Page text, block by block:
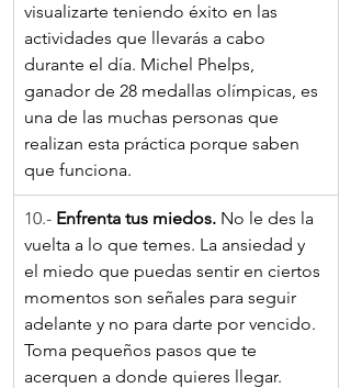
visualizarte teniendo éxito en las
actividades que llevarás a cabo
durante el día. Michel Phelps,
ganador de 28 medallas olímpicas, es
una de las muchas personas que
realizan esta práctica porque saben
que funciona.
10.- Enfrenta tus miedos. No le des la
vuelta a lo que temes. La ansiedad y
el miedo que puedas sentir en ciertos
momentos son señales para seguir
adelante y no para darte por vencido.
Toma pequeños pasos que te
acerquen a donde quieres llegar.